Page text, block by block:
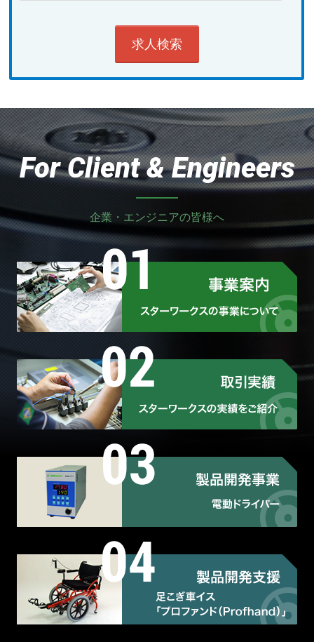
For Client & Engineers
企業・エンジニアの皆様へ